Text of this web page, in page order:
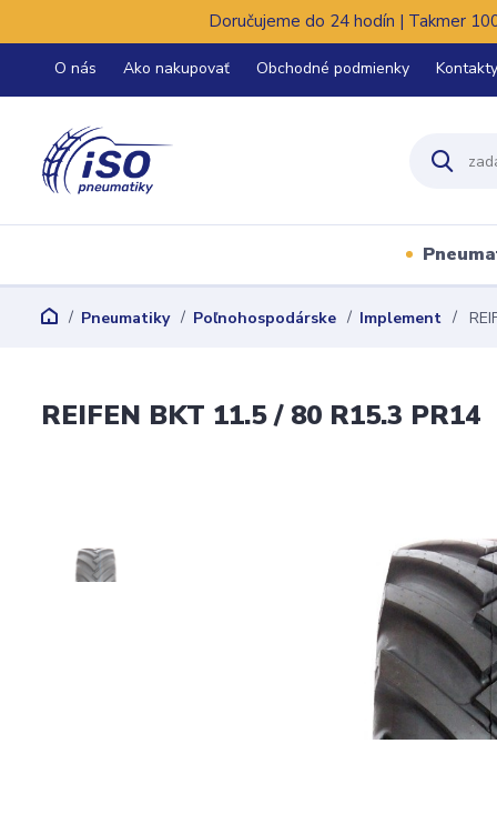
Doručujeme do 24 hodín | Takmer
O nás Ako nakupovať Obchodné podmienky Kontakty
Pneumatiky Poľnohospodárske Implement
REIFEN BKT 11.5 / 80 R15.3 PR14